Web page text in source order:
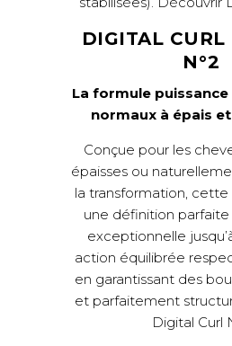
DIGITAL
N°2
La formule
normaux à épais
Conçue pour les
épaisses ou
la transformation, cette
une définition
exceptionnelle
action équilibrée
en garantissant des
et parfaitement
Digital Curl